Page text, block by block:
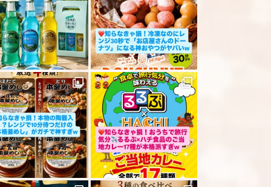
さい
ビューを送信する」ボタンから送信